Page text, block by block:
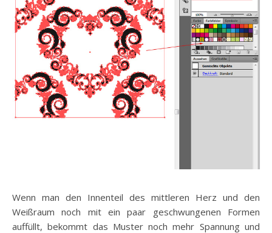
Wenn man den Innenteil des mittleren Herz und den
Weißraum noch mit ein paar geschwungenen Formen
auffüllt, bekommt das Muster noch mehr Spannung und